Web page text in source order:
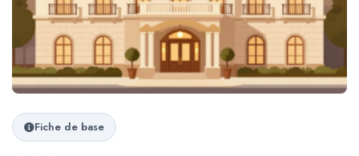
Fiche de base